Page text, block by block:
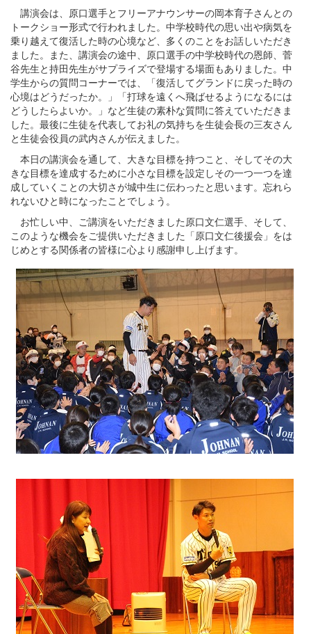
講演会は、原口選手とフリーアナウンサーの岡本育子さんとの
トークショー形式で行われました。中学校時代の思い出や病気を
乗り越えて復活した時の心境など、多くのことをお話しいただき
ました。また、講演会の途中、原口選手の中学校時代の恩師、菅
谷先生と持田先生がサプライズで登場する場面もありました。中
学生からの質問コーナーでは、「復活してグランドに戻った時の
心境はどうだったか。」「打球を遠くへ飛ばせるようになるには
どうしたらよいか。」など生徒の素朴な質問に答えていただきま
した。最後に生徒を代表してお礼の気持ちを生徒会長の三友さん
と生徒会役員の武内さんが伝えました。
本日の講演会を通して、大きな目標を持つこと、そしてその大
きな目標を達成するために小さな目標を設定しその一つ一つを達
成していくことの大切さが城中生に伝わったと思います。忘れら
れないひと時になったことでしょう。
お忙しい中、ご講演をいただきました原口文仁選手、そして、
このような機会をご提供いただきました「原口文仁後援会」をは
じめとする関係者の皆様に心より感謝申し上げます。